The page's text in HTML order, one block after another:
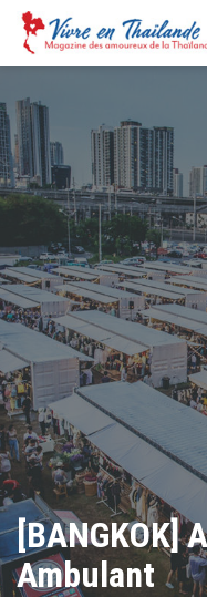
[BANGKOK]
Ambulant